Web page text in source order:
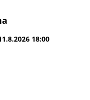
18:00